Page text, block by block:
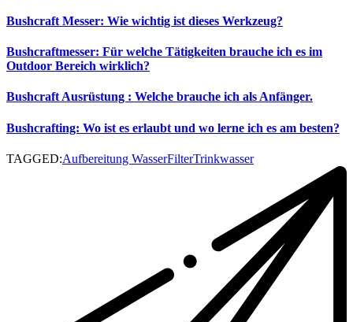
Bushcraft Messer: Wie wichtig ist dieses Werkzeug?
Bushcraftmesser: Für welche Tätigkeiten brauche ich es im
Outdoor Bereich wirklich?
Bushcraft Ausrüstung : Welche brauche ich als Anfänger.
Bushcrafting: Wo ist es erlaubt und wo lerne ich es am besten?
TAGGED:Aufbereitung WasserFilterTrinkwasser